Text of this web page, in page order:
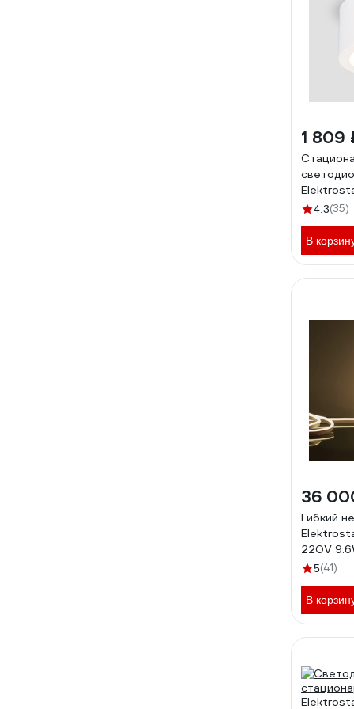
1 809
4200K
4.3(35)
В
36
Гибкий
220V
IP67
a052994
5(41)
В